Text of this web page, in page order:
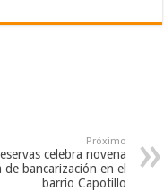
Próximo
celebra novena
de bancarización en el
barrio Capotillo